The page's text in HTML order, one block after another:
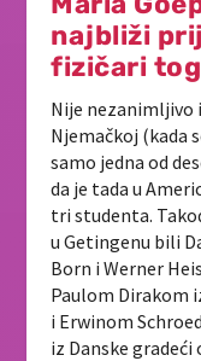
najbliži
fizičari
Nije nezanimljivo
Njemačkoj (kada
samo jedna od
da je tada u
tri studenta.
u Getingenu bili
Born i Werner
Paulom Dirakom
i Erwinom
iz Danske